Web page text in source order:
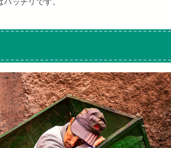
ッチリです。